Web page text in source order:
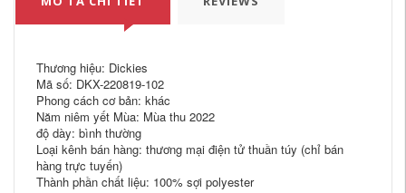
Thương hiệu: Dickies
Mã số: DKX-220819-102
Phong cách cơ bản: khác
Năm niêm yết Mùa: Mùa thu 2022
độ dày: bình thường
Loại kênh bán hàng: thương mại điện tử thuần túy (chỉ bán
hàng trực tuyến)
Thành phần chất liệu: 100% sợi polyester